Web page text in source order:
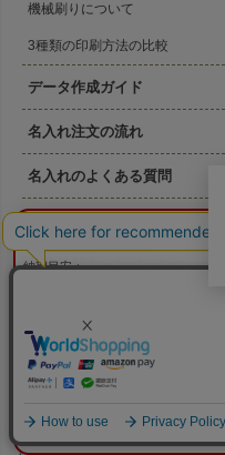
概算合計
納期目安：—
印刷位置：選択してください
印刷色：—
印刷代：¥0
機械刷りについて
3種類の印刷方法の比較
データ作成ガイド
名入れ注文の流れ
名入れのよくある質問
版代無料キャンペーン
お得なセール商品
ラッピングの森について
素材について